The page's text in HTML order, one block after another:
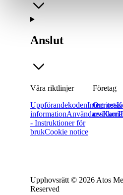
Anslut
Våra riktlinjer
Uppförandekoden
informationAnvändarvillkor
- Instruktioner för
brukCookie notice
Företag
Om oss
oss
Upphovsrätt © 2026 Atos
Reserved